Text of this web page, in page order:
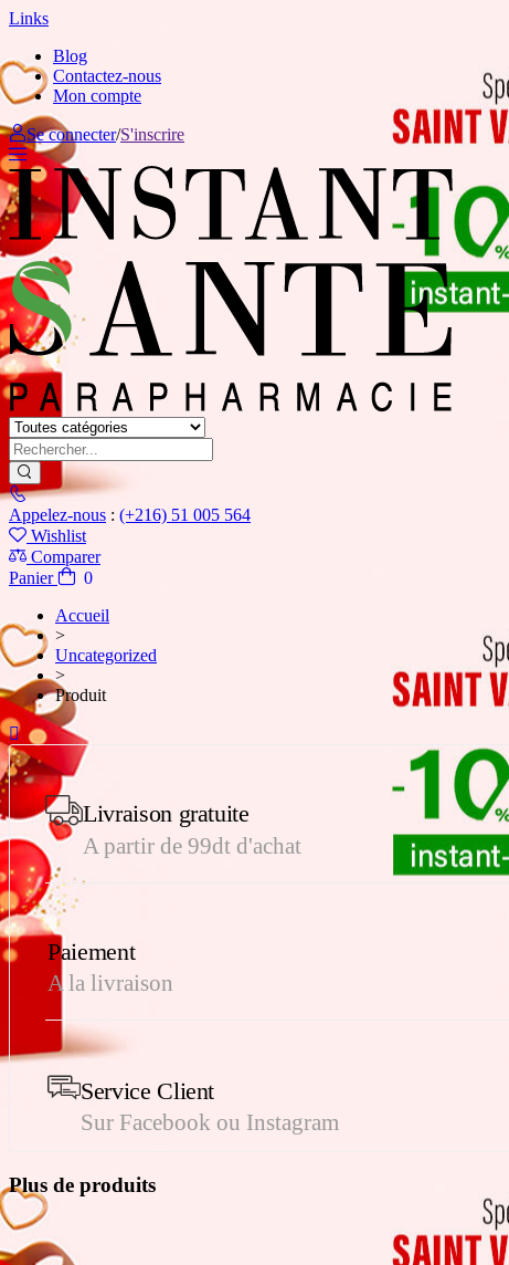
Links
Blog
Contactez-nous
Mon compte
Se connecter/S'inscrire
Appelez-nous : (+216) 51 005 564
Wishlist
Comparer
Panier
0
Accueil
>
Uncategorized
>
Produit
Livraison gratuite
A partir de 99dt d'achat
Paiement
A la livraison
Service Client
Sur Facebook ou Instagram
Plus de produits